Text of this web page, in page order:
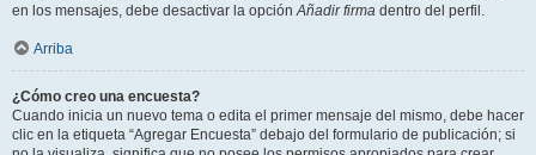
en los mensajes, debe desactivar la opciónAñadir firma dentro del perfil.
Arriba
¿Cómo creo una encuesta?
Cuando inicia un nuevo tema o edita el primer mensaje del mismo, debe hacer
clic en la etiqueta “Agregar Encuesta” debajo del formulario de publicación; si